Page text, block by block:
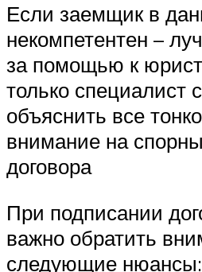
Если заемщик в
некомпетентен –
за помощью к
только специалист
объяснить все
внимание на
договора
При подписании
важно обратить
следующие нюансы: